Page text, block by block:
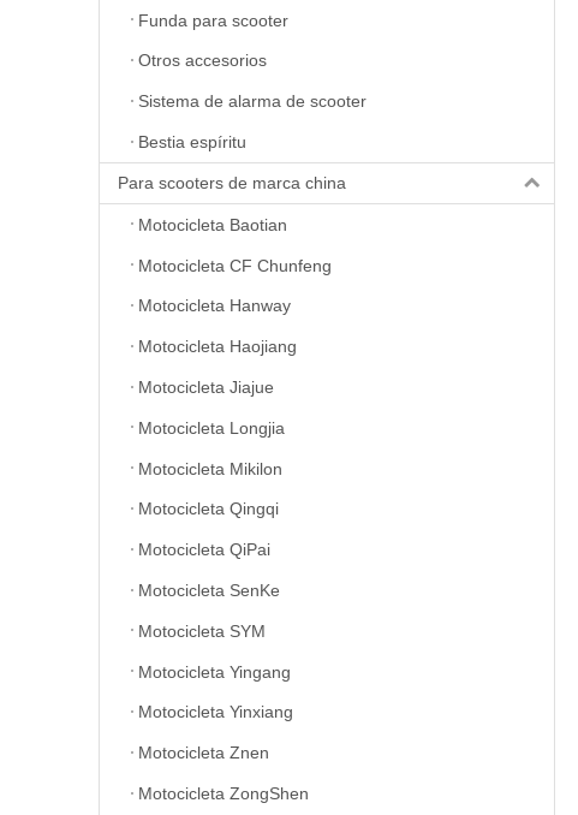
Funda para scooter
Otros accesorios
Sistema de alarma de scooter
Bestia espíritu
Para scooters de marca china
Motocicleta Baotian
Motocicleta CF Chunfeng
Motocicleta Hanway
Motocicleta Haojiang
Motocicleta Jiajue
Motocicleta Longjia
Motocicleta Mikilon
Motocicleta Qingqi
Motocicleta QiPai
Motocicleta SenKe
Motocicleta SYM
Motocicleta Yingang
Motocicleta Yinxiang
Motocicleta Znen
Motocicleta ZongShen